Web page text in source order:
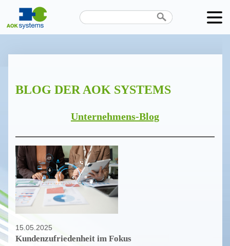
BLOG DER AOK SYSTEMS
Unternehmens-Blog
15.05.2025
Kundenzufriedenheit im Fokus
Karriere
Termine
Kontakt
Datenschutz